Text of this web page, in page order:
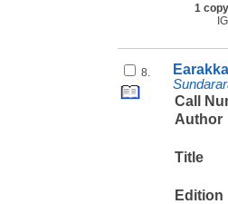
1
8.
Call
Author
Title
Edition